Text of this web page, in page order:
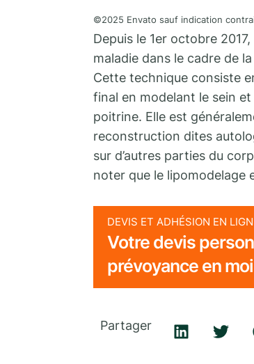
©2025 Envato sauf indication
Depuis le 1er octobre
maladie dans le cadre de
Cette technique consiste
final en modelant le sein
poitrine. Elle est
reconstruction dites
sur d’autres parties du
noter que le lipomodelage
DEVIS ET ADHÉSION EN
Votre devis
prévoyance en
Partager